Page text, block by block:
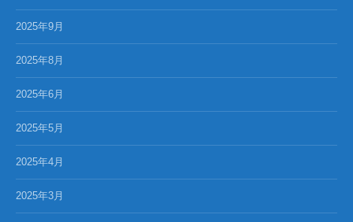
2025年9月
2025年8月
2025年6月
2025年5月
2025年4月
2025年3月